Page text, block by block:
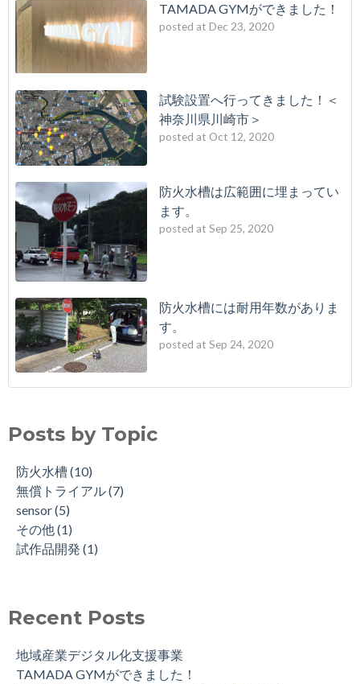
TAMADA GYMができました！
posted at Dec 23, 2020
試験設置へ行ってきました！＜
神奈川県川崎市＞
posted at Oct 12, 2020
防火水槽は広範囲に埋まってい
ます。
posted at Sep 25, 2020
防火水槽には耐用年数がありま
す。
posted at Sep 24, 2020
Posts by Topic
防火水槽(10)
無償トライアル(7)
sensor(5)
その他(1)
試作品開発 (1)
Recent Posts
地域産業デジタル化支援事業
TAMADA GYMができました！